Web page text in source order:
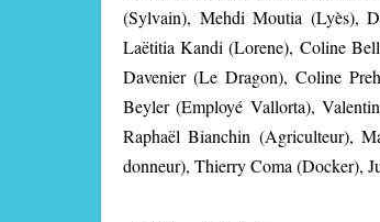
(Sylvain), Mehdi Moutia (Lyès),
Laëtitia Kandi (Lorene), Coline
Davenier (Le Dragon), Coline
Beyler (Employé Vallorta),
Raphaël Bianchin (Agriculteur),
donneur), Thierry Coma (Docker),